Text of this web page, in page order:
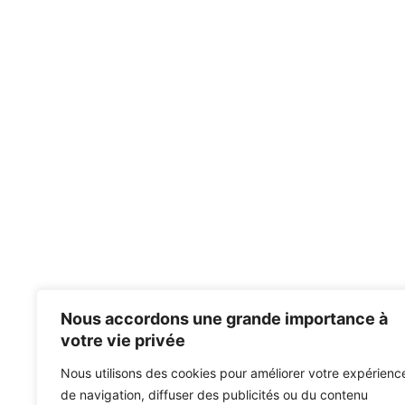
Nous accordons une grande importance à
votre vie privée
Nous utilisons des cookies pour améliorer votre
de navigation, diffuser des publicités ou du contenu